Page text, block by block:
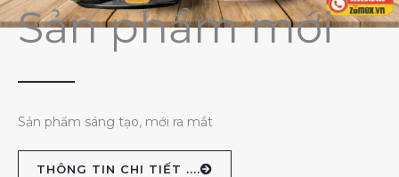
Sản phẩm mới
Sản phẩm sáng tạo, mới ra mắt
THÔNG TIN CHI TIẾT ....